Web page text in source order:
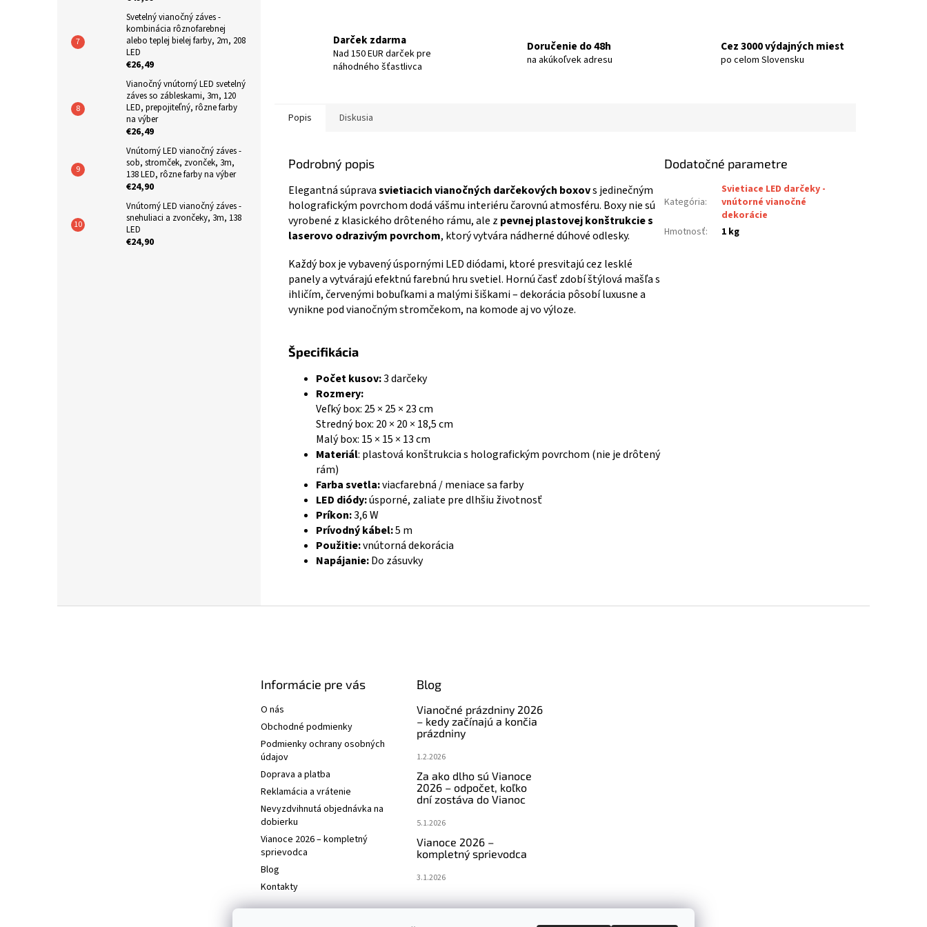
Svetelný vianočný záves -
kombinácia rôznofarebnej
alebo teplej bielej farby, 2m, 208
LED
€26,49
Vianočný vnútorný LED svetelný
záves so zábleskami, 3m, 120
LED, prepojiteľný, rôzne farby
na výber
€26,49
Vnútorný LED vianočný záves -
sob, stromček, zvonček, 3m,
138 LED, rôzne farby na výber
€24,90
Vnútorný LED vianočný záves -
snehuliaci a zvončeky, 3m, 138
LED
€24,90
Darček zdarma
Nad 150 EUR darček pre
náhodného šťastlivca
Doručenie do 48h
na akúkoľvek adresu
Cez 3000 výdajných miest
po celom Slovensku
Popis Diskusia
Podrobný popis
Elegantná súpravasvietiacich vianočných darčekových boxovs jedinečným
holografickým povrchom dodá vášmu interiéru čarovnú atmosféru. Boxy nie sú
vyrobené z klasického drôteného rámu, ale z pevnej plastovej konštrukcie s
laserovo odrazivým povrchom, ktorý vytvára nádherné dúhové odlesky.
Každý box je vybavený úspornými LED diódami, ktoré presvitajú cez lesklé
panely a vytvárajú efektnú farebnú hru svetiel. Hornú časť zdobí štýlová mašľa s
ihličím, červenými bobuľkami a malými šiškami – dekorácia pôsobí luxusne a
vynikne pod vianočným stromčekom, na komode aj vo výloze.
Špecifikácia
Počet kusov:3 darčeky
Rozmery:
Veľký box: 25 × 25 × 23 cm
Stredný box: 20 × 20 × 18,5 cm
Malý box: 15 × 15 × 13 cm
Materiál: plastová konštrukcia s holografickým povrchom (nie je drôtený
rám)
Farba svetla:viacfarebná / meniace sa farby
LED diódy:úsporné, zaliate pre dlhšiu životnosť
Príkon:3,6 W
Prívodný kábel:5 m
Použitie:vnútorná dekorácia
Napájanie:Do zásuvky
Dodatočné parametre
Kategória:
Svietiace LED darčeky -
vnútorné vianočné
dekorácie
Hmotnosť: 1 kg
Informácie pre vás
O nás
Obchodné podmienky
Podmienky ochrany osobných
údajov
Doprava a platba
Reklamácia a vrátenie
Nevyzdvihnutá objednávka na
dobierku
Vianoce 2026 – kompletný
sprievodca
Blog
Kontakty
Blog
Vianočné prázdniny 2026
– kedy začínajú a končia
prázdniny
1.2.2026
Za ako dlho sú Vianoce
2026 – odpočet, koľko
dní zostáva do Vianoc
5.1.2026
Vianoce 2026 –
kompletný sprievodca
3.1.2026